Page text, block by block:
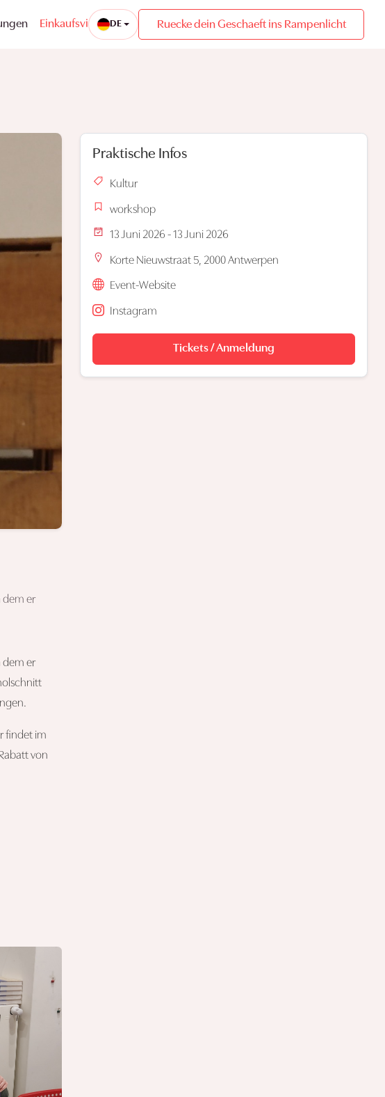
EinkaufsviertelDE Ruecke dein Geschaeft ins Rampenlicht
dem er
dem er
findet im
von
Praktische Infos
Kultur
workshop
13 Juni 2026 - 13 Juni 2026
Korte Nieuwstraat 5, 2000 Antwerpen
Event-Website
Instagram
Tickets / Anmeldung